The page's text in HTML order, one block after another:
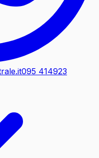
095 414923